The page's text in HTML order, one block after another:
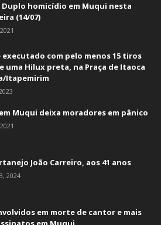
homicídio em Muqui nesta
(14/07)
executado com pelo menos 15 tiros
uma Hilux preta, na Praça de Itaoca
Itapemirim
Muqui deixa moradores em pânico
João Carreiro, aos 41 anos
2024
em morte de cantor e mais